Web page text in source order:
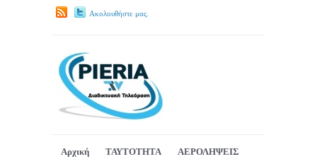
Ακολουθήστε μας.
Αρχική ΤΑΥΤΟΤΗΤΑ
ΑΕΡΟΛΗΨΕΙΣ